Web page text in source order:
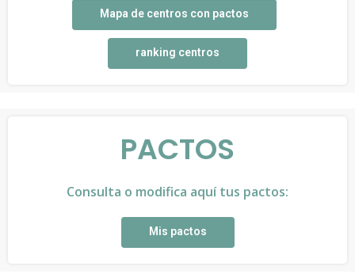
Mapa de centros con pactos
ranking centros
PACTOS
Consulta o modifica aquí tus pactos:
Mis pactos